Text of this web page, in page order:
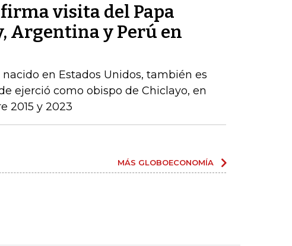
visita del Papa
Argentina y Perú en
en Estados Unidos, también es
ejerció como obispo de Chiclayo, en
2015 y 2023
MÁS GLOBOECONOMÍA